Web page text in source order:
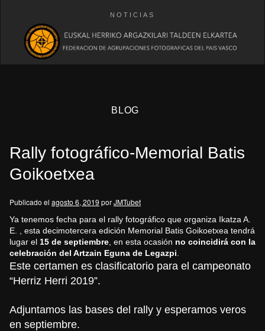
NOTICIAS
BLOG
Rally fotográfico-Memorial Batis
Goikoetxea
Publicado el agosto 6, 2019 porJMTubet
Ya tenemos fecha para el rally fotográfico que organiza Ikatza A.
E. , esta decimotercera edición Memorial Batis Goikoetxea tendrá
lugar el 15 de septiembre , en esta ocasión no coincidirá con la
celebración del Artzain Eguna de Legazpi
Este certamen es clasificatorio para el campeonato
“Herriz Herri 2019”.
Adjuntamos las bases del rally y esperamos veros
en septiembre.